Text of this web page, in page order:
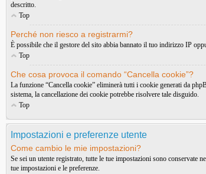
descritto.
Top
Perché non riesco a registrarmi?
È possibile che il gestore del sito abbia bannato il tuo indirizzo IP
Top
Che cosa provoca il comando “Cancella cookie”?
La funzione “Cancella cookie” eliminerà tutti i cookie generati da
sistema, la cancellazione dei cookie potrebbe risolvere tale disguido.
Top
Impostazioni e preferenze utente
Come cambio le mie impostazioni?
Se sei un utente registrato, tutte le tue impostazioni sono conservate
tue impostazioni e le preferenze.